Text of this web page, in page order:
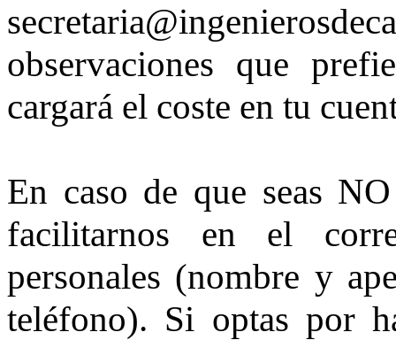
observaciones que
cargará el coste en tu
En caso de que seas
facilitarnos en el
personales (nombre y
teléfono). Si optas por